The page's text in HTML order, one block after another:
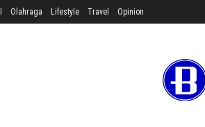
Olahraga Lifestyle Travel Opinion